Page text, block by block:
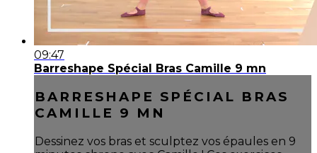
09:47
Barreshape Spécial Bras Camille 9 mn
BARRESHAPE SPÉCIAL BRAS
CAMILLE 9 MN
Dessinez vos bras et sculptez vos épaules en 9